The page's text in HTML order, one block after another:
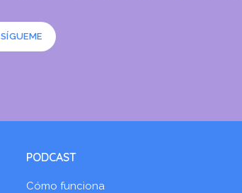
SÍGUEME
PODCAST
Cómo funciona